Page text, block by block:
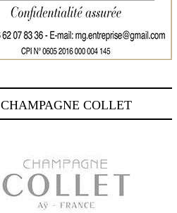
CHAMPAGNE COLLET